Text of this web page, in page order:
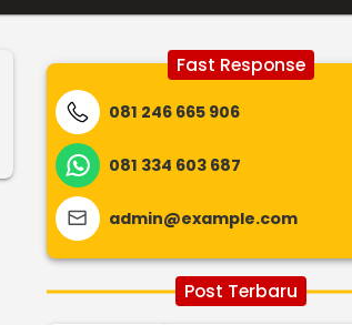
Fast Response
081 246 665 906
081 334 603 687
admin@example.com
Post Terbaru